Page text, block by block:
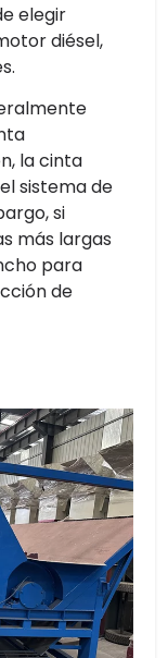
elegir
diésel,
la cinta
sistema de
si
más largas
para
de